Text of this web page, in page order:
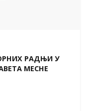
РАДЊИ У
МЕСНЕ